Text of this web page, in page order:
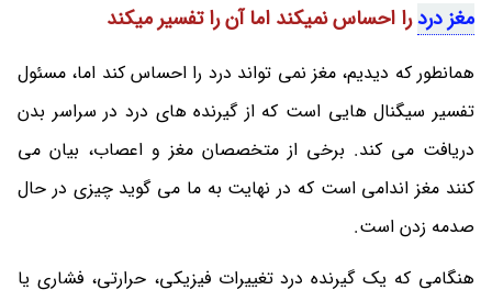
مغز دردرا احساس نمیکند اما آن را تفسیر میکند
همانطور که دیدیم، مغز نمی تواند درد را احساس کند اما، مسئول
تفسیر سیگنال هایی است که از گیرنده های درد در سراسر بدن
دریافت می کند. برخی از متخصصان مغز و اعصاب، بیان می
کنند مغز اندامی است که در نهایت به ما می گوید چیزی در حال
صدمه زدن است.
هنگامی که یک گیرنده درد تغییرات فیزیکی، حرارتی، فشاری یا